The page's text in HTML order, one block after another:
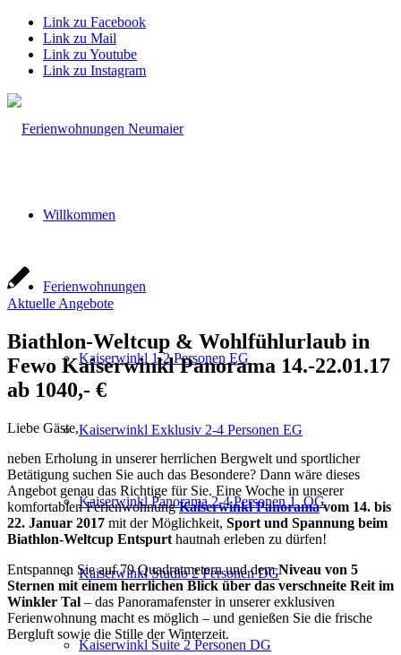
Link zu Facebook
Link zu Mail
Link zu Youtube
Link zu Instagram
Willkommen
Ferienwohnungen
Kaiserwinkl 1-2 Personen EG
Kaiserwinkl Exklusiv 2-4 Personen EG
Kaiserwinkl Panorama 2-4 Personen 1. OG
Kaiserwinkl Studio 2 Personen DG
Kaiserwinkl Suite 2 Personen DG
Aktuelle Angebote
Biathlon-Weltcup & Wohlfühlurlaub in
Fewo Kaiserwinkl Panorama 14.-22.01.17
ab 1040,- €
Liebe Gäste,
neben Erholung in unserer herrlichen Bergwelt und sportlicher
Betätigung suchen Sie auch das Besondere? Dann wäre dieses
Angebot genau das Richtige für Sie. Eine Woche in unserer
komfortablen FerienwohnungKaiserwinkl Panoramavom 14. bis
22. Januar 2017 mit der Möglichkeit, Sport und Spannung beim
Biathlon-Weltcup Entspurt hautnah erleben zu dürfen!
Entspannen Sie auf 79 Quadratmetern und demNiveau von 5
Sternen mit einem herrlichen Blick über das verschneite Reit im
Winkler Tal – das Panoramafenster in unserer exklusiven
Ferienwohnung macht es möglich – und genießen Sie die frische
Bergluft sowie die Stille der Winterzeit.